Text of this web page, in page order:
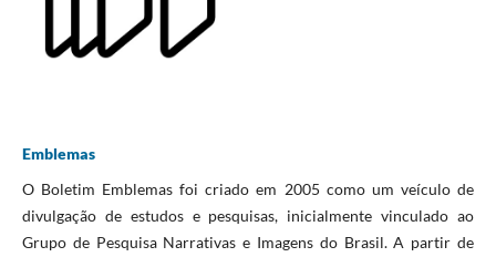
Emblemas
O Boletim Emblemas foi criado em 2005 como um veículo de
divulgação de estudos e pesquisas, inicialmente vinculado ao
Grupo de Pesquisa Narrativas e Imagens do Brasil. A partir de